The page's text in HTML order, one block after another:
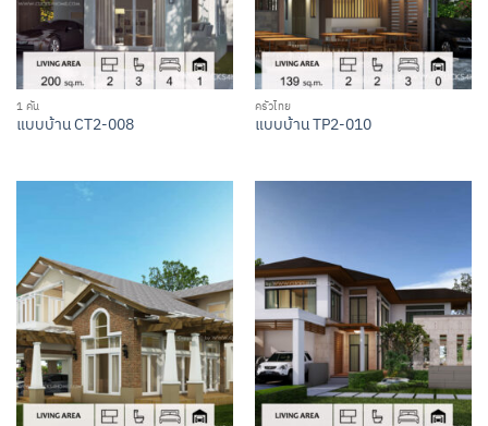
1 คัน
แบบบ้าน CT2-008
ครัวไทย
แบบบ้าน TP2-010